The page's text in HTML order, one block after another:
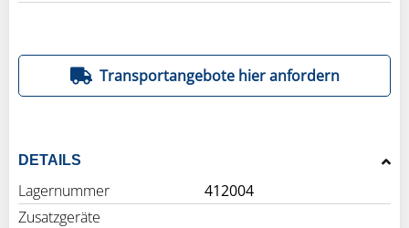
Transportangebote hier anfordern
DETAILS
Lagernummer
412004
Zusatzgeräte